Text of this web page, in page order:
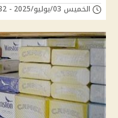
الخميس 03/يوليو/2025 - 06:32 م